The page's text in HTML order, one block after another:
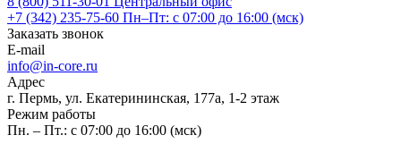
+7 (342) 235-75-60 Пн–Пт: с 07:00 до 16:00 (мск)
Заказать звонок
E-mail
info@in-core.ru
Адрес
г. Пермь, ул. ​Екатерининская, 177а, ​1-2 этаж
Режим работы
Пн. – Пт.: с 07:00 до 16:00 (мск)